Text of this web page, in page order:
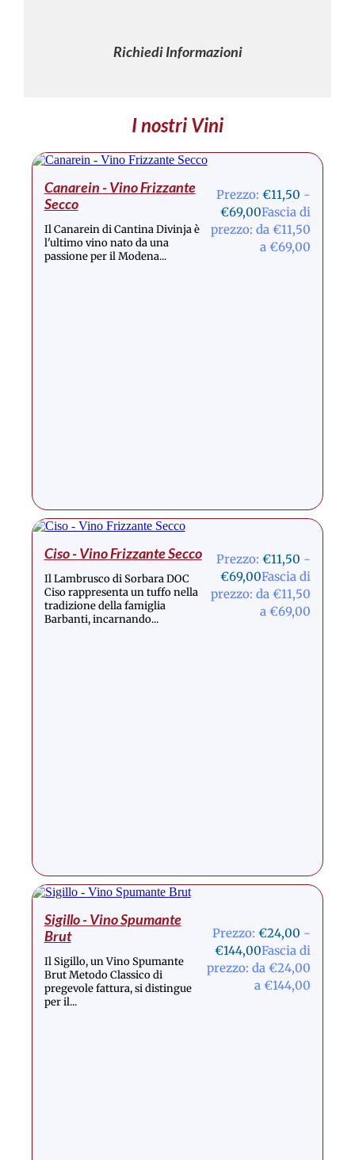
Richiedi Informazioni
I nostri Vini
Canarein - Vino Frizzante
Secco
Il Canarein di Cantina Divinja è
l'ultimo vino nato da una
passione per il Modena...
Prezzo:€11,50 -
€69,00Fascia di
prezzo: da €11,50
a €69,00
Ciso - Vino Frizzante Secco
Il Lambrusco di Sorbara DOC
Ciso rappresenta un tuffo nella
tradizione della famiglia
Barbanti, incarnando...
Prezzo:€11,50 -
€69,00Fascia di
prezzo: da €11,50
a €69,00
Sigillo - Vino Spumante
Brut
Il Sigillo, un Vino Spumante
Brut Metodo Classico di
pregevole fattura, si distingue
per il...
Prezzo:€24,00 -
€144,00Fascia di
prezzo: da €24,00
a €144,00